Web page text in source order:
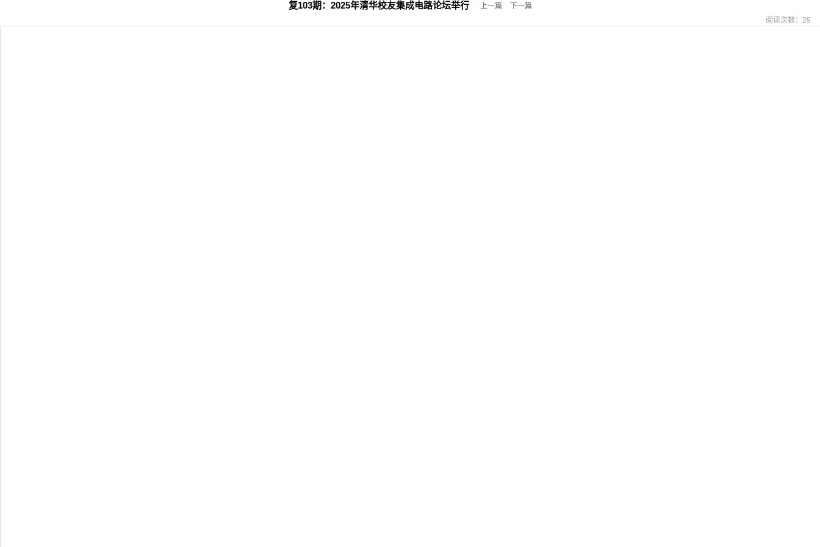
复103期： 2025年清华校友集成电路论坛举行 上一篇
下一篇
阅读次数： 29